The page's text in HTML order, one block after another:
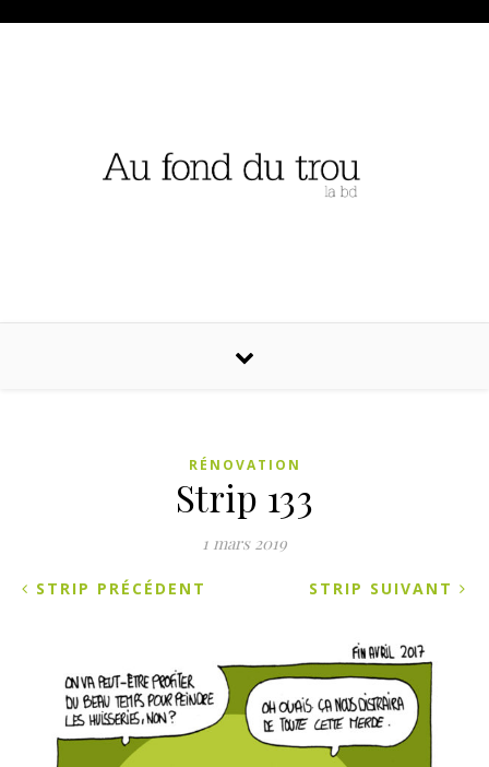
RÉNOVATION
Strip 133
1 mars 2019
STRIP SUIVANT
STRIP PRÉCÉDENT